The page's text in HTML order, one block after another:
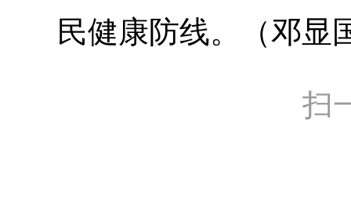
民健康防线。（邓显
扫